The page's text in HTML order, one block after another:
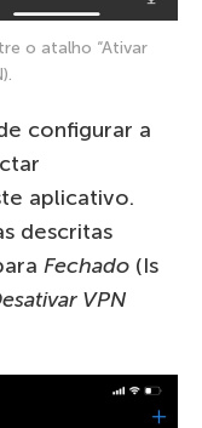
o atalho “Ativar
configurar a
aplicativo.
descritas
Fechado (Is
VPN